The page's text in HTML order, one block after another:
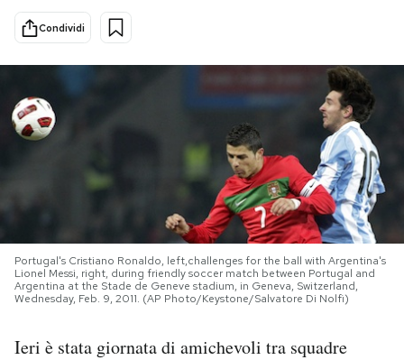
Scienza
Altrecose
Mondiali calcio 2026
PODCAST
I MIEI PREFERITI
Condividi
Portugal's Cristiano Ronaldo, left,challenges for the ball with Argentina's
Lionel Messi, right, during friendly soccer match between Portugal and
Argentina at the Stade de Geneve stadium, in Geneva, Switzerland,
Wednesday, Feb. 9, 2011. (AP Photo/Keystone/Salvatore Di Nolfi)
Ieri è stata giornata di amichevoli tra squadre